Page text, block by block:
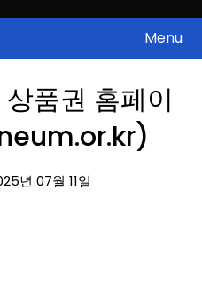
대, 골든크로스, 상한가, 하한가 등
식 정보.
Menu
품권 홈페이
년 07월 11일